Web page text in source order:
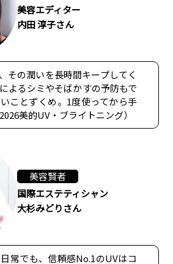
美容エディター
内田 淳子さん
その潤いを長時間キープしてく
よるシミやそばかすの予防もで
ことずくめ。1度使ってから手
美的UV・ブライトニング）
美容賢者
国際エステティシャン
大杉みどりさん
常でも、信頼感No.1のUVはコ